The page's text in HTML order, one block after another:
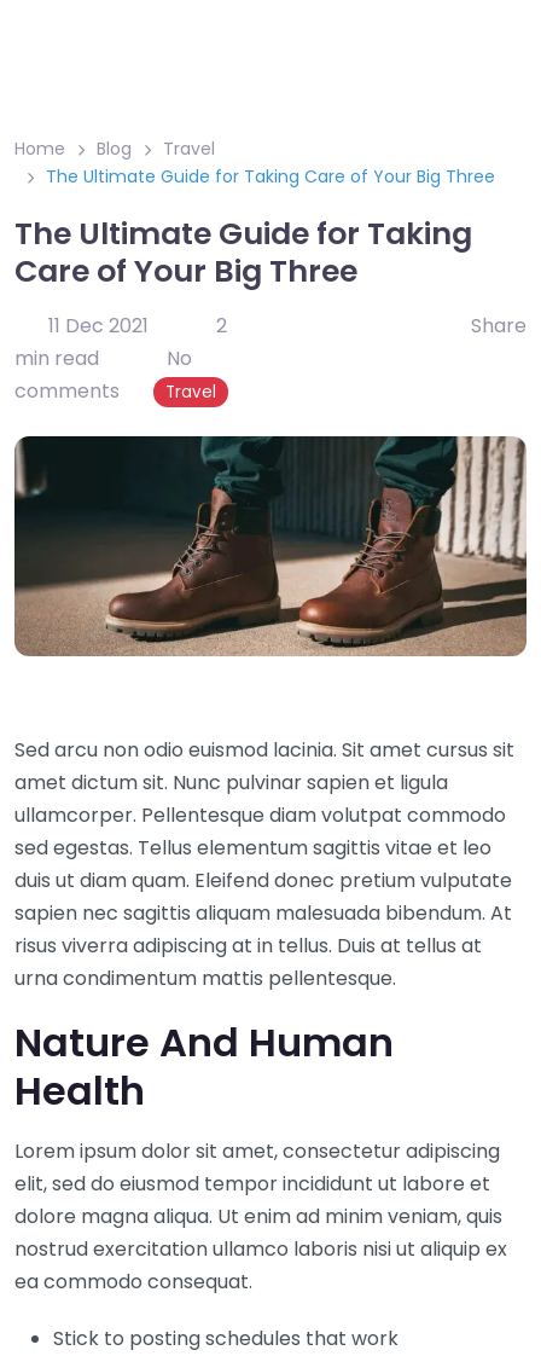
Home Blog
Travel
The Ultimate Guide for Taking Care of Your Big Three
The Ultimate Guide for Taking
Care of Your Big Three
11 Dec 2021
2
min read
No
comments
Travel
Share
Sed arcu non odio euismod lacinia. Sit amet cursus sit
amet dictum sit. Nunc pulvinar sapien et ligula
ullamcorper. Pellentesque diam volutpat commodo
sed egestas. Tellus elementum sagittis vitae et leo
duis ut diam quam. Eleifend donec pretium vulputate
sapien nec sagittis aliquam malesuada bibendum. At
risus viverra adipiscing at in tellus. Duis at tellus at
urna condimentum mattis pellentesque.
Nature And Human
Health
Lorem ipsum dolor sit amet, consectetur adipiscing
elit, sed do eiusmod tempor incididunt ut labore et
dolore magna aliqua. Ut enim ad minim veniam, quis
nostrud exercitation ullamco laboris nisi ut aliquip ex
ea commodo consequat.
Stick to posting schedules that work